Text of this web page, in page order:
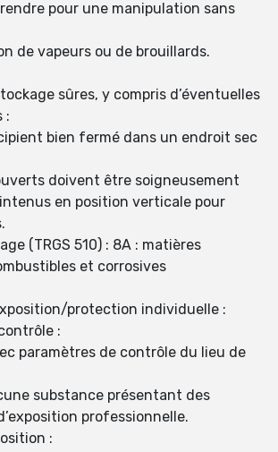
pour une manipulation sans
de vapeurs ou de brouillards.
sûres, y compris d’éventuelles
:
bien fermé dans un endroit sec
doivent être soigneusement
en position verticale pour
(TRGS 510) : 8A : matières
et corrosives
protection individuelle :
:
paramètres de contrôle du lieu de
substance présentant des
professionnelle.
: